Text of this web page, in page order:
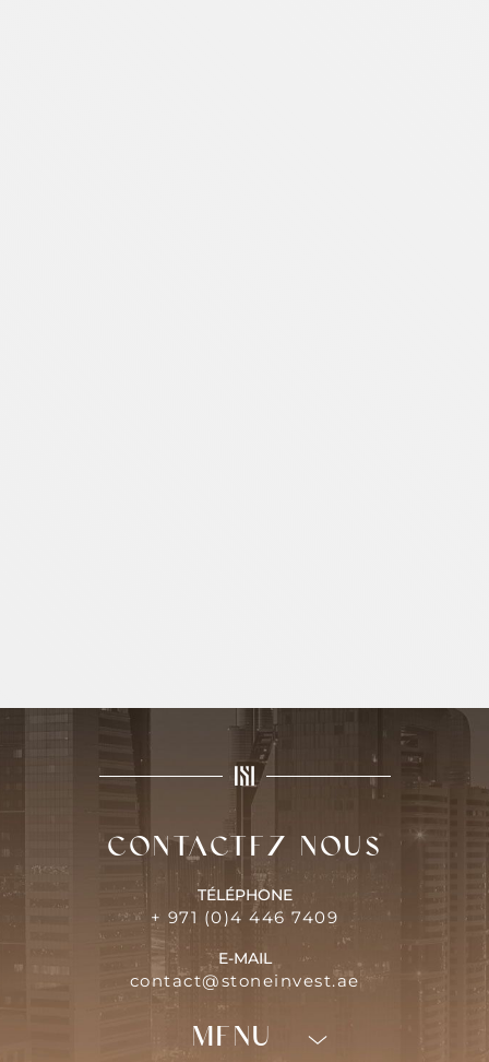
Contactez-nous
TÉLÉPHONE
+ 971 (0)4 446 7409
E-MAIL
contact@stoneinvest.ae
Programmes
Menu